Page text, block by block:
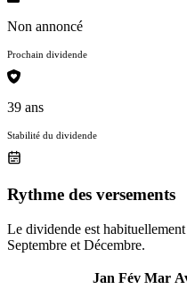
Non annoncé
Prochain dividende
39 ans
Stabilité du dividende
Rythme des versements
Le dividende est habituellement
Septembre et Décembre.
Jan Fév Mar